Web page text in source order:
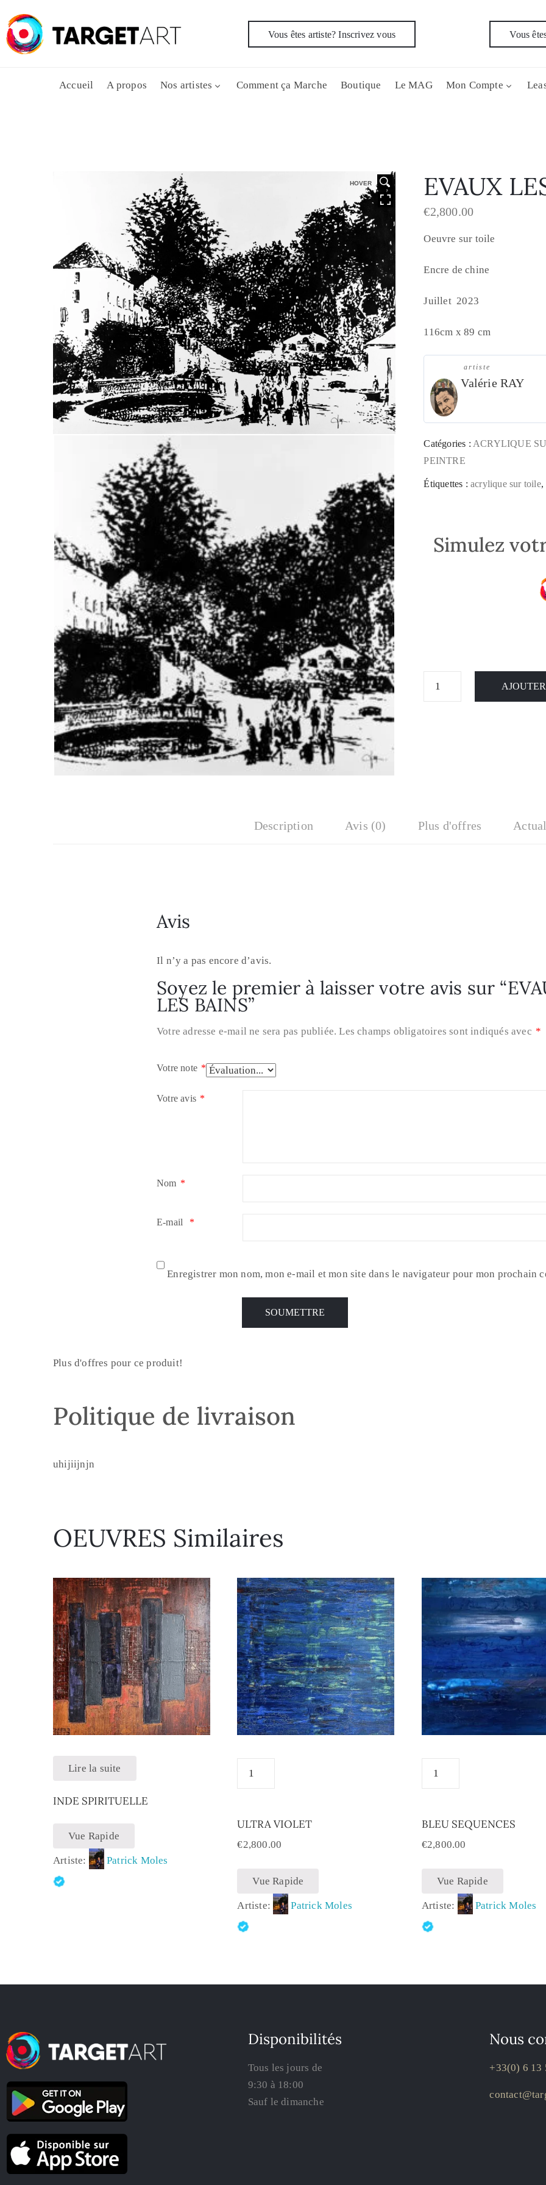
Vous êtes artiste? Inscrivez vous Vous
Accueil A propos Nos artistes Comment ça Marche Boutique Le MAG Mon Compte
HOVER EVAUX
€2,800.00
Oeuvre sur toile
Encre de chine
Juillet 2023
116cm x 89 cm
artiste
Valérie RAY
Catégories :ACRYLIQUE
PEINTRE
Étiquettes :acrylique sur toile,
Simulez
Description Avis (0) Plus d'offres
Avis
Il n’y a pas encore d’avis.
Soyez le premier à laisser votre avis sur
LES BAINS”
Votre adresse e-mail ne sera pas publiée. Les champs obligatoires sont indiqués avec *
Votre note *
Votre avis *
Nom *
E-mail *
Enregistrer mon nom, mon e-mail et mon site dans le navigateur pour mon prochain
Plus d'offres pour ce produit!
Politique de livraison
uhijiijnjn
OEUVRES Similaires
Lire la suite
INDE SPIRITUELLE
Vue Rapide
Artiste: Patrick Moles
ULTRA VIOLET
€2,800.00
Vue Rapide
Artiste: Patrick Moles
BLEU SEQUENCES
€2,800.00
Vue Rapide
Artiste: Patrick Moles
Disponibilités
Tous les jours de
9:30 à 18:00
Sauf le dimanche
Nous
+33(0) 6 13